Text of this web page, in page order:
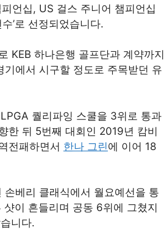
언십, US 걸스 주니어 챔피언십
’로 선정되었습니다.
KEB 하나은행 골프단과 계약까지
에서 시구할 정도로 주목받던 유
퀄리파잉 스쿨을 3위로 통과
한 뒤 5번째 대회인 2019년 캄비
전패하면서 한나 그린에 이어 18
베리 클래식에서 월요예선을 통
이 흔들리며 공동 6위에 그쳤지
니다.